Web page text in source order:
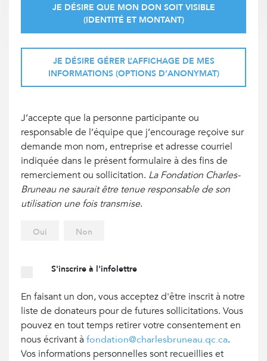
JE DÉSIRE QUE MON DON SOIT VISIBLE
(IDENTITÉ ET MONTANT)
JE DÉSIRE GÉRER L’AFFICHAGE DE MES
INFORMATIONS (OPTIONS D’ANONYMAT)
J’accepte que la personne participante ou
responsable de l’équipe que j’encourage reçoive sur
demande mon nom, entreprise et adresse courriel
indiquée dans le présent formulaire à des fins de
remerciement ou sollicitation. La Fondation Charles-
Bruneau ne saurait être tenue responsable de son
utilisation une fois transmise.
Oui Non
S'inscrire à l'infolettre
En faisant un don, vous acceptez d'être inscrit à notre
liste de donateurs pour de futures sollicitations. Vous
pouvez en tout temps retirer votre consentement en
nous écrivant à fondation@charlesbruneau.qc.ca.
Vos informations personnelles sont recueillies et